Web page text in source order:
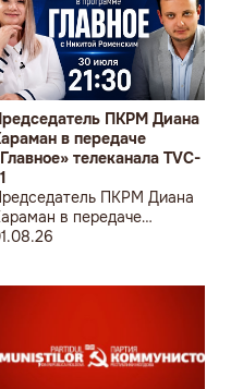
ПКРМ Диана
в передаче
телеканала TVC-
ПКРМ Диана
в передаче
телеканала TVC-